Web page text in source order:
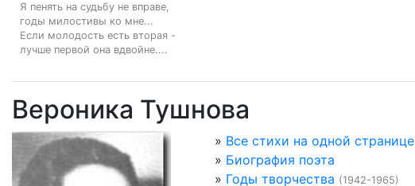
Я пенять на судьбу не вправе,
годы милостивы ко мне...
Если молодость есть вторая -
лучше первой она вдвойне....
Вероника Тушнова
» Все стихи на одной странице
» Биография поэта
» Годы творчества (1942-1965)